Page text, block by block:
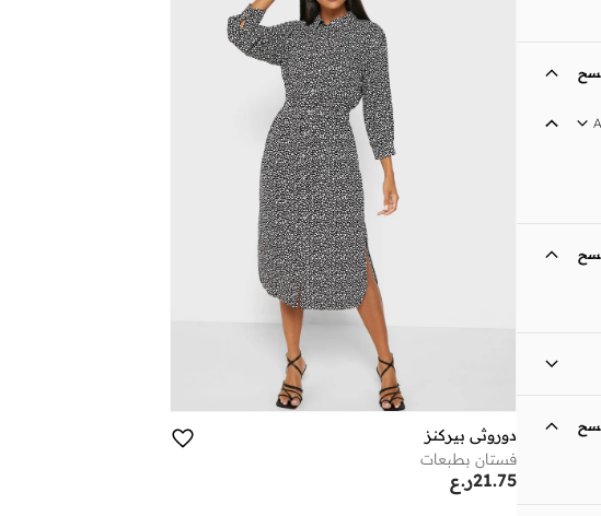
دوروثي بيركنز
فستان بطبعات
ر.ع21.75